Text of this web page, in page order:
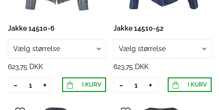
Jakke 14510-6
Vælg størrelse
623,75 DKK
- + I KURV
Jakke 14510-52
Vælg størrelse
623,75 DKK
- + I KURV